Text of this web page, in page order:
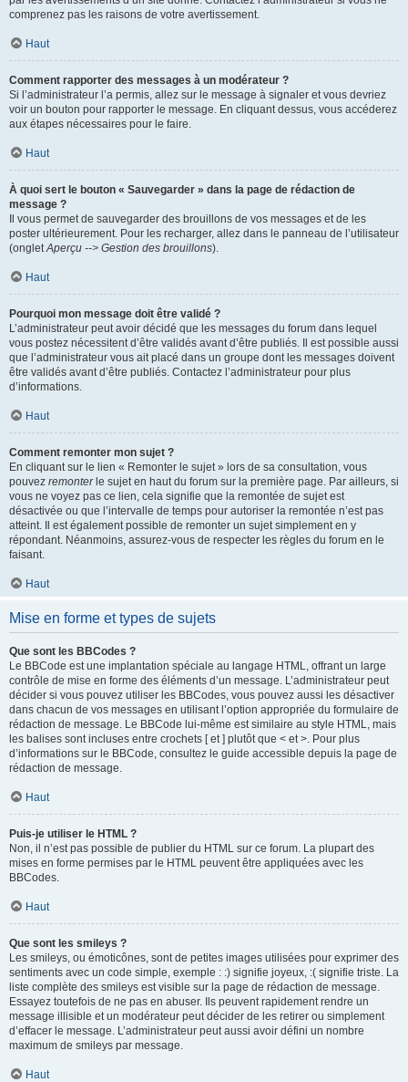
comprenez pas les raisons de votre avertissement.
Haut
Comment rapporter des messages à un modérateur ?
Si l’administrateur l’a permis, allez sur le message à signaler et vous devriez
voir un bouton pour rapporter le message. En cliquant dessus, vous accéderez
aux étapes nécessaires pour le faire.
Haut
À quoi sert le bouton « Sauvegarder » dans la page de rédaction de
message ?
Il vous permet de sauvegarder des brouillons de vos messages et de les
poster ultérieurement. Pour les recharger, allez dans le panneau de l’utilisateur
(ongletAperçu --> Gestion des brouillons).
Haut
Pourquoi mon message doit être validé ?
L’administrateur peut avoir décidé que les messages du forum dans lequel
vous postez nécessitent d’être validés avant d’être publiés. Il est possible aussi
que l’administrateur vous ait placé dans un groupe dont les messages doivent
être validés avant d’être publiés. Contactez l’administrateur pour plus
d’informations.
Haut
Comment remonter mon sujet ?
En cliquant sur le lien « Remonter le sujet » lors de sa consultation, vous
pouvez remonterle sujet en haut du forum sur la première page. Par ailleurs, si
vous ne voyez pas ce lien, cela signifie que la remontée de sujet est
désactivée ou que l’intervalle de temps pour autoriser la remontée n’est pas
atteint. Il est également possible de remonter un sujet simplement en y
répondant. Néanmoins, assurez-vous de respecter les règles du forum en le
faisant.
Haut
Mise en forme et types de sujets
Que sont les BBCodes ?
Le BBCode est une implantation spéciale au langage HTML, offrant un large
contrôle de mise en forme des éléments d’un message. L’administrateur peut
décider si vous pouvez utiliser les BBCodes, vous pouvez aussi les désactiver
dans chacun de vos messages en utilisant l’option appropriée du formulaire de
rédaction de message. Le BBCode lui-même est similaire au style HTML, mais
les balises sont incluses entre crochets [ et ] plutôt que < et >. Pour plus
d’informations sur le BBCode, consultez le guide accessible depuis la page de
rédaction de message.
Haut
Puis-je utiliser le HTML ?
Non, il n’est pas possible de publier du HTML sur ce forum. La plupart des
mises en forme permises par le HTML peuvent être appliquées avec les
BBCodes.
Haut
Que sont les smileys ?
Les smileys, ou émoticônes, sont de petites images utilisées pour exprimer des
sentiments avec un code simple, exemple : :) signifie joyeux, :( signifie triste. La
liste complète des smileys est visible sur la page de rédaction de message.
Essayez toutefois de ne pas en abuser. Ils peuvent rapidement rendre un
message illisible et un modérateur peut décider de les retirer ou simplement
d’effacer le message. L’administrateur peut aussi avoir défini un nombre
maximum de smileys par message.
Haut